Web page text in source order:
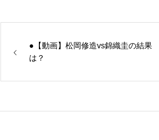
●【動画】松岡修造vs錦織圭の結果
は？